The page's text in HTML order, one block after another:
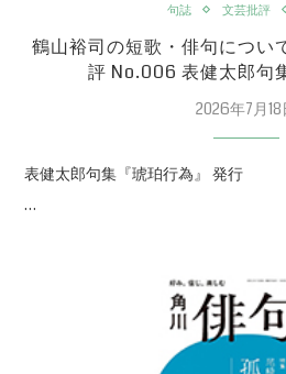
句誌 文芸批評
鶴山裕司の短歌・俳句につい
評 No.006 表健太郎句
2026年7月18
表健太郎句集『琥珀行為』 発行
…